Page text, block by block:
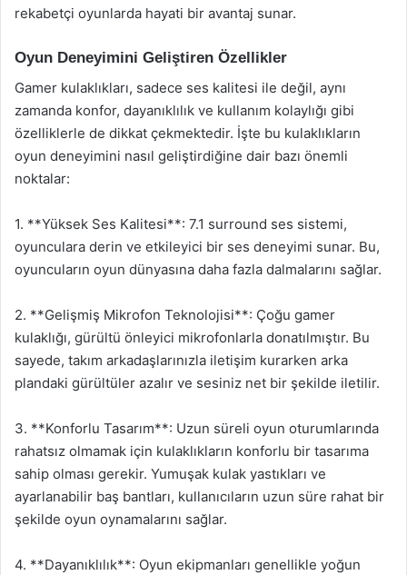
rekabetçi oyunlarda hayati bir avantaj sunar.
Oyun Deneyimini Geliştiren Özellikler
Gamer kulaklıkları, sadece ses kalitesi ile değil, aynı
zamanda konfor, dayanıklılık ve kullanım kolaylığı gibi
özelliklerle de dikkat çekmektedir. İşte bu kulaklıkların
oyun deneyimini nasıl geliştirdiğine dair bazı önemli
noktalar:
1. **Yüksek Ses Kalitesi**: 7.1 surround ses sistemi,
oyunculara derin ve etkileyici bir ses deneyimi sunar. Bu,
oyuncuların oyun dünyasına daha fazla dalmalarını sağlar.
2. **Gelişmiş Mikrofon Teknolojisi**: Çoğu gamer
kulaklığı, gürültü önleyici mikrofonlarla donatılmıştır. Bu
sayede, takım arkadaşlarınızla iletişim kurarken arka
plandaki gürültüler azalır ve sesiniz net bir şekilde iletilir.
3. **Konforlu Tasarım**: Uzun süreli oyun oturumlarında
rahatsız olmamak için kulaklıkların konforlu bir tasarıma
sahip olması gerekir. Yumuşak kulak yastıkları ve
ayarlanabilir baş bantları, kullanıcıların uzun süre rahat bir
şekilde oyun oynamalarını sağlar.
4. **Dayanıklılık**: Oyun ekipmanları genellikle yoğun